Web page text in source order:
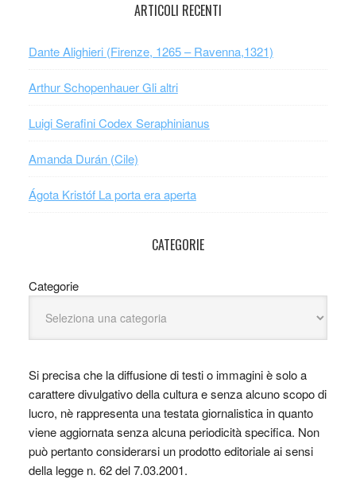
ARTICOLI RECENTI
Dante Alighieri (Firenze, 1265 – Ravenna,1321)
Arthur Schopenhauer Gli altri
Luigi Serafini Codex Seraphinianus
Amanda Durán (Cile)
Ágota Kristóf La porta era aperta
CATEGORIE
Categorie
Si precisa che la diffusione di testi o immagini è solo a
carattere divulgativo della cultura e senza alcuno scopo di
lucro, nè rappresenta una testata giornalistica in quanto
viene aggiornata senza alcuna periodicità specifica. Non
può pertanto considerarsi un prodotto editoriale ai sensi
della legge n. 62 del 7.03.2001.